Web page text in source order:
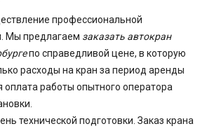
профессиональной
Мы предлагаем заказать автокран
по справедливой цене, в которую
расходы на кран за период аренды
работы опытного оператора
технической подготовки. Заказ крана